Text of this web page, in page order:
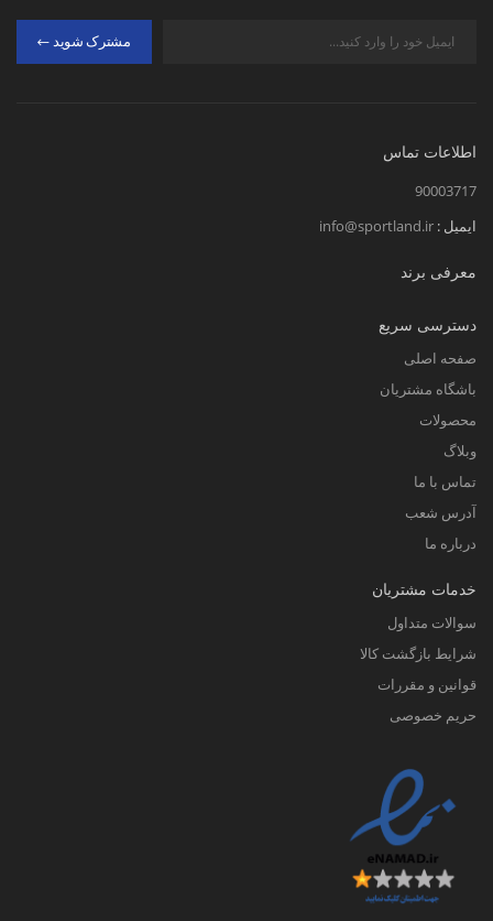
مشترک شوید
اطلاعات تماس
90003717
ایمیل : info@sportland.ir
معرفی برند
دسترسی سریع
صفحه اصلی
باشگاه مشتریان
محصولات
وبلاگ
تماس با ما
آدرس شعب
درباره ما
خدمات مشتریان
سوالات متداول
شرایط بازگشت کالا
قوانین و مقررات
حریم خصوصی